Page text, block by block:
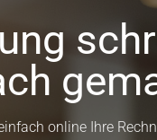
online Ihre